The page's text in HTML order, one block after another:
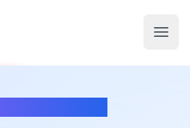
et Conversion